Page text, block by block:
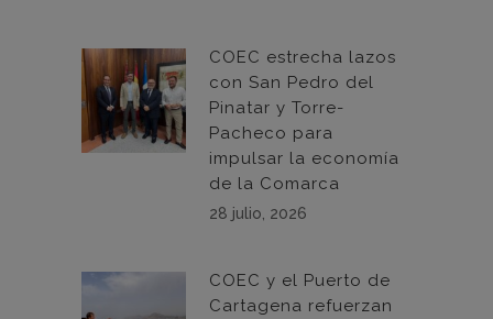
COEC estrecha lazos
con San Pedro del
Pinatar y Torre-
Pacheco para
impulsar la economía
de la Comarca
28 julio, 2026
COEC y el Puerto de
Cartagena refuerzan